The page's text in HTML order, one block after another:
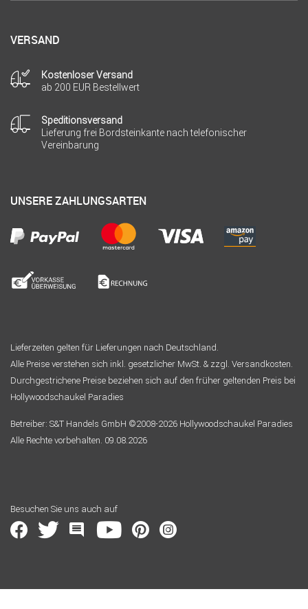
VERSAND
Kostenloser Versand
ab 200 EUR Bestellwert
Speditionsversand
Lieferung frei Bordsteinkante nach telefonischer
Vereinbarung
UNSERE ZAHLUNGSARTEN
Lieferzeiten gelten für Lieferungen nach Deutschland.
Alle Preise verstehen sich inkl. gesetzlicher MwSt. & zzgl. Versandkosten.
Durchgestrichene Preise beziehen sich auf den früher geltenden Preis bei
Hollywoodschaukel Paradies
Betreiber: S&T Handels GmbH ©2008-2026 Hollywoodschaukel Paradies
Alle Rechte vorbehalten. 09.08.2026
Besuchen Sie uns auch auf